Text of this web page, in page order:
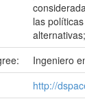
las
Ingeniero
http://